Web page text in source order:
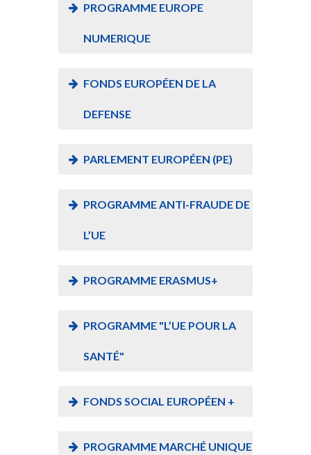
PROGRAMME EUROPE
NUMERIQUE
FONDS EUROPÉEN DE LA
DEFENSE
PARLEMENT EUROPÉEN (PE)
PROGRAMME ANTI-FRAUDE DE
L’UE
PROGRAMME ERASMUS+
PROGRAMME "L’UE POUR LA
SANTÉ"
FONDS SOCIAL EUROPÉEN +
PROGRAMME MARCHÉ UNIQUE